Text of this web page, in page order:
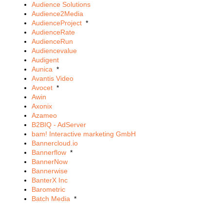
Audience Solutions
Audience2Media
AudienceProject *
AudienceRate
AudienceRun
Audiencevalue
Audigent
Aunica *
Avantis Video
Avocet *
Awin
Axonix
Azameo
B2BIQ - AdServer
bam! Interactive marketing GmbH
Bannercloud.io
Bannerflow *
BannerNow
Bannerwise
BanterX Inc
Barometric
Batch Media *